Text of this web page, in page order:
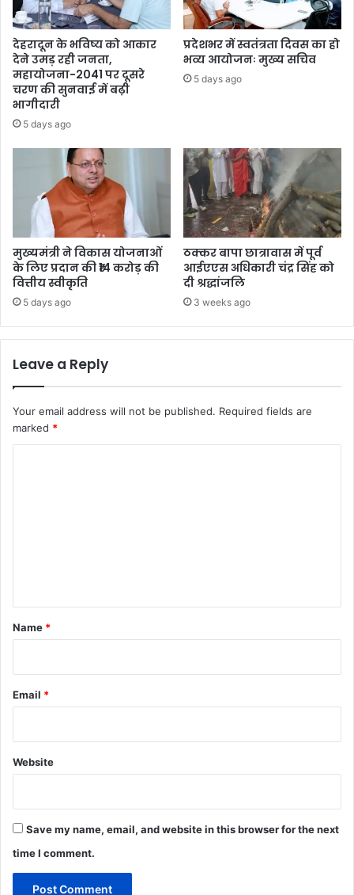
देहरादून के भविष्य को आकार
देने उमड़ रही जनता,
महायोजना-2041 पर दूसरे
चरण की सुनवाई में बढ़ी
भागीदारी
5 days ago
प्रदेशभर में स्वतंत्रता दिवस का हो
भव्य आयोजनः मुख्य सचिव
5 days ago
मुख्यमंत्री ने विकास योजनाओं
के लिए प्रदान की ₹14 करोड़ की
वित्तीय स्वीकृति
5 days ago
ठक्कर बापा छात्रावास में पूर्व
आईएएस अधिकारी चंद्र सिंह को
दी श्रद्धांजलि
3 weeks ago
Leave a Reply
Your email address will not be published. Required fields are
marked *
*
Name *
Email *
Website
Save my name, email, and website in this browser for the next
time I comment.